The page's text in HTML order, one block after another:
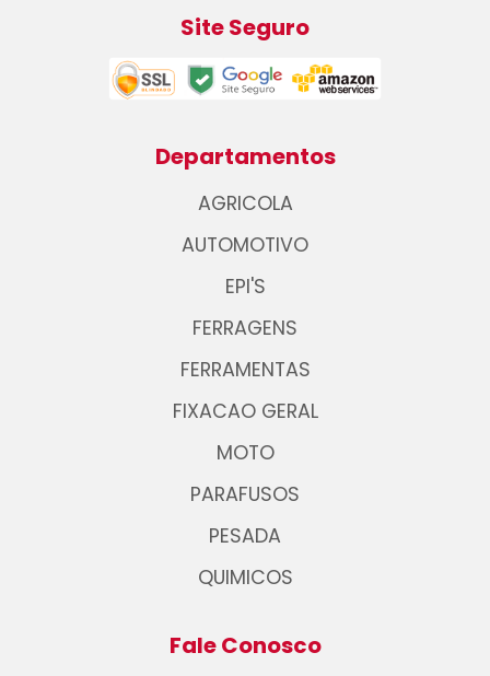
Site Seguro
Departamentos
AGRICOLA
AUTOMOTIVO
EPI'S
FERRAGENS
FERRAMENTAS
FIXACAO GERAL
MOTO
PARAFUSOS
PESADA
QUIMICOS
Fale Conosco